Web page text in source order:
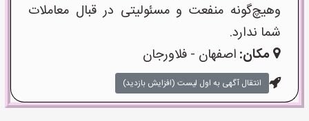
وهیچ‌گونه منفعت و مسئولیتی در قبال معاملات
شما ندارد.
مکان: اصفهان - فلاورجان
انتقال آگهی به اول لیست (افزایش بازدید)